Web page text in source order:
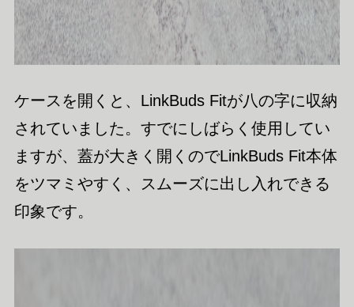
ケースを開くと、LinkBuds Fitが八の字に収納
されていました。すでにしばらく使用してい
ますが、蓋が大きく開くのでLinkBuds Fit本体
をツマミやすく、スムーズに出し入れできる
印象です。